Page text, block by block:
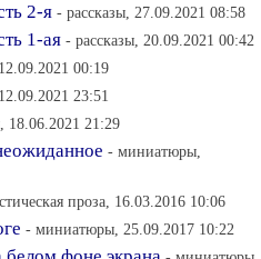
2-я - рассказы, 27.09.2021 08:58
1-ая - рассказы, 20.09.2021 00:42
00:19
23:51
21:29
- миниатюры,
проза, 16.03.2016 10:06
- миниатюры, 25.09.2017 10:22